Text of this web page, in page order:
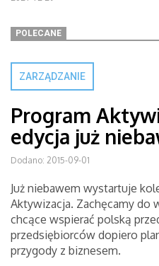
POLECANE
ZARZĄDZANIE
Program
edycja już
Dodano: 2015-09-01
Już niebawem wystartuje
Aktywizacja. Zachęcamy do
chcące wspierać polską
przedsiębiorców dopiero
przygody z biznesem.